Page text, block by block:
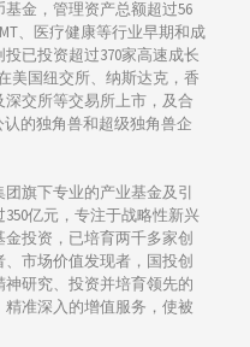
金，管理资产总额超过56
、医疗健康等行业早期和成
已投资超过370家高速成长
美国纽交所、纳斯达克，香
交所等交易所上市，及合
的独角兽和超级独角兽企
旗下专业的产业基金及引
亿元，专注于战略性新兴
投资，已培育两千多家创
市场价值发现者，国投创
研究、投资并培育领先的
准深入的增值服务，使被